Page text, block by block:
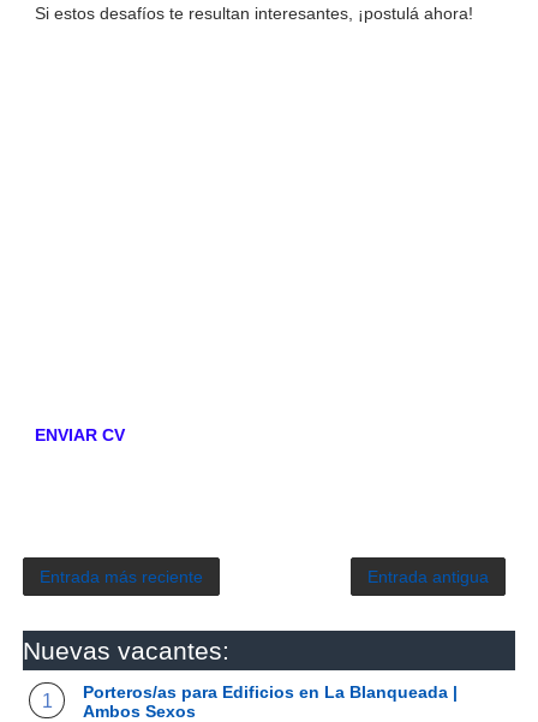
Si estos desafíos te resultan interesantes, ¡postulá ahora!
ENVIAR CV
Entrada más reciente Entrada antigua
Nuevas vacantes:
Porteros/as para Edificios en La Blanqueada |
Ambos Sexos